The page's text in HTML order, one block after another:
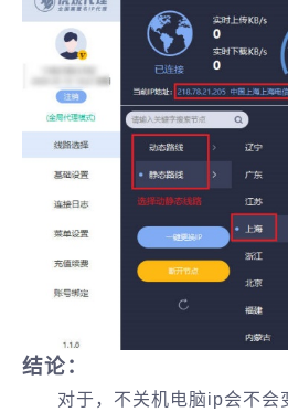
结论：
对于，不关机电脑ip会不会